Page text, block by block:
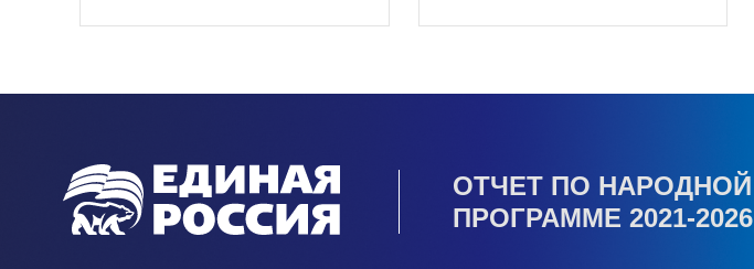
ОТЧЕТ ПО НАРОДНОЙ
ПРОГРАММЕ 2021-2026